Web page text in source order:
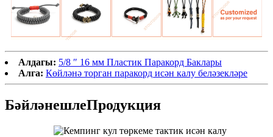
Алдагы: 5/8 ″ 16 мм Пластик Паракорд Баклары
Алга: Көйләнә торган паракорд исән калу беләзекләре
БәйләнешлеПродукция